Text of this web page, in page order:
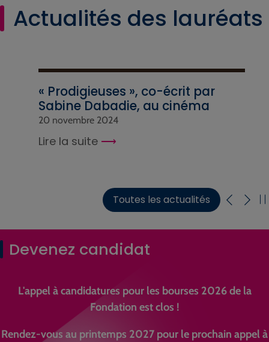
Actualités des lauréats
« Prodigieuses », co-écrit par
Sabine Dabadie, au cinéma
20 novembre 2024
Lire la suite
Toutes les actualités
Devenez candidat
L'appel à candidatures pour les bourses 2026 de la
Fondation est clos !
Rendez-vous au printemps 2027 pour le prochain appel à